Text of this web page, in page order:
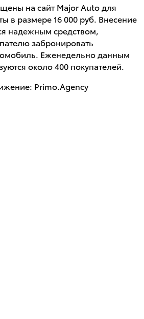
на сайт Major Auto для
в размере 16 000 руб. Внесение
надежным средством,
забронировать
Еженедельно данным
около 400 покупателей.
Primo.Agency